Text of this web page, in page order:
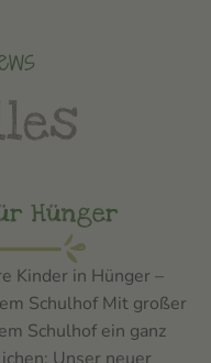
Hünger
Kinder in Hünger –
Schulhof Mit großer
Schulhof ein ganz